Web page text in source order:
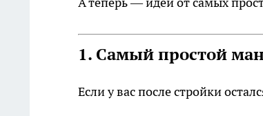
1. Самый простой
Если у вас после стройки